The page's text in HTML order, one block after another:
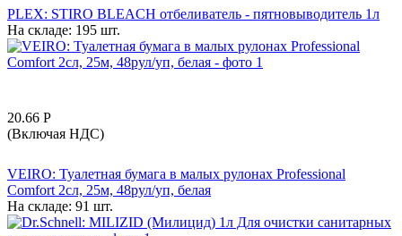
PLEX: STIRO BLEACH отбеливатель - пятновыводитель 1л
На складе: 195 шт.
20.66 Р
(Включая НДС)
VEIRO: Туалетная бумага в малых рулонах Professional
Comfort 2сл, 25м, 48рул/уп, белая
На складе: 91 шт.